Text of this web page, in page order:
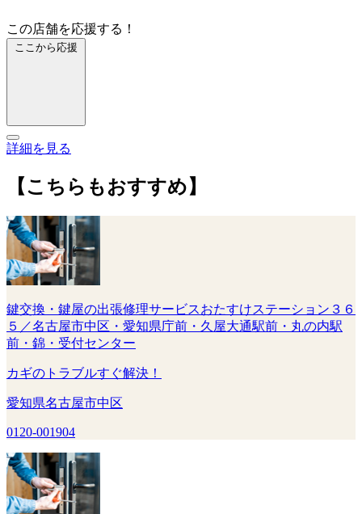
この店舗を応援する！
ここから応援
詳細を見る
【こちらもおすすめ】
鍵交換・鍵屋の出張修理サービスおたすけステーション３６
５／名古屋市中区・愛知県庁前・久屋大通駅前・丸の内駅
前・錦・受付センター
カギのトラブルすぐ解決！
愛知県名古屋市中区
0120-001904